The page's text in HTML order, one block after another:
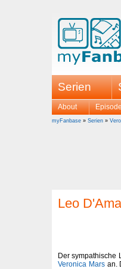
Serien
About
myFanbase » Serien »
Leo
Der sympathische
Veronica Marsan.